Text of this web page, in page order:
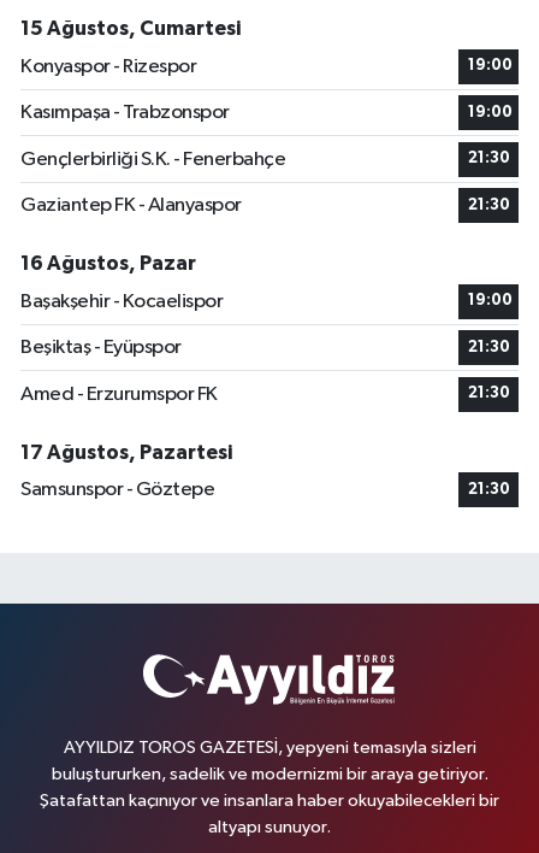
15 Ağustos, Cumartesi
Konyaspor - Rizespor
19:00
Kasımpaşa - Trabzonspor 19:00
Gençlerbirliği S.K. - Fenerbahçe 21:30
Gaziantep FK - Alanyaspor 21:30
16 Ağustos, Pazar
Başakşehir - Kocaelispor
19:00
Beşiktaş - Eyüpspor 21:30
Amed - Erzurumspor FK 21:30
17 Ağustos, Pazartesi
Samsunspor - Göztepe
21:30
AYYILDIZ TOROS GAZETESİ, yepyeni temasıyla sizleri
buluştururken, sadelik ve modernizmi bir araya getiriyor.
Şatafattan kaçınıyor ve insanlara haber okuyabilecekleri bir
altyapı sunuyor.